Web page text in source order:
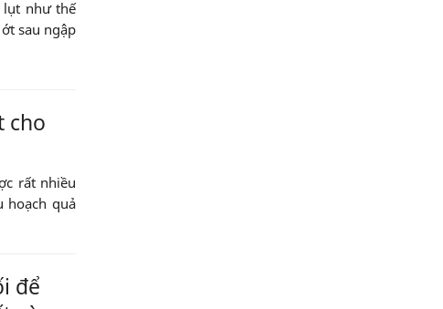
lụt như thế
sau ngập
cho
rất nhiều
hoạch quả
để